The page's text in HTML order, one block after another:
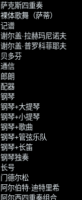
萨克斯四重奏
裸体歌舞（萨蒂）
记谱
谢尔盖·拉赫玛尼诺夫
谢尔盖·普罗科菲耶夫
贝多芬
通信
郎朗
配器
钢琴
钢琴+大提琴
钢琴+小提琴
钢琴+歌曲
钢琴+管弦乐队
钢琴+长笛
钢琴独奏
长号
门德尔松
阿尔伯特·迪特里希
阿尔西四重奏组合